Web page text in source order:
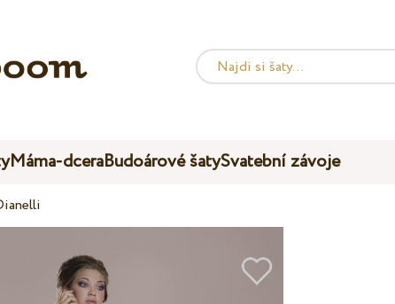
Máma-dceraBudoárové šatySvatební závoje